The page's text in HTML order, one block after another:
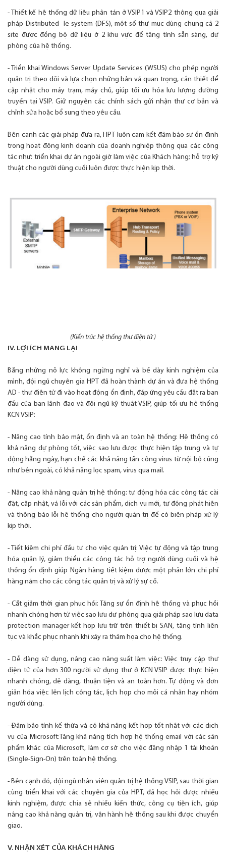
- Thiết kế hệ thống dữ liệu phân tán ở VSIP1 và VSIP2 thông qua giải
pháp Distributed le system (DFS), một số thư mục dùng chung cả 2
site được đồng bộ dữ liệu ở 2 khu vực để tăng tính sẵn sàng, dự
phòng của hệ thống.
- Triển khai Windows Server Update Services (WSUS) cho phép người
quản trị theo dõi và lựa chọn những bản vá quan trọng, cần thiết để
cập nhật cho máy trạm, máy chủ, giúp tối ưu hóa lưu lượng đường
truyền tại VSIP. Giữ nguyên các chính sách gửi nhận thư cơ bản và
chỉnh sửa hoặc bổ sung theo yêu cầu.
Bên cạnh các giải pháp đưa ra, HPT luôn cam kết đảm bảo sự ổn định
trong hoạt động kinh doanh của doanh nghiệp thông qua các công
tác như: triển khai dự án ngoài giờ làm việc của Khách hàng; hỗ trợ kỹ
thuật cho người dùng cuối luôn được thực hiện kịp thời.
(Kiến trúc hệ thống thư điện tử )
IV. LỢI ÍCH MANG LẠI
Bằng những nỗ lực không ngừng nghỉ và bề dày kinh nghiệm của
mình, đội ngũ chuyên gia HPT đã hoàn thành dự án và đưa hệ thống
AD - thư điện tử đi vào hoạt động ổn định, đáp ứng yêu cầu đặt ra ban
đầu của ban lãnh đạo và đội ngũ kỹ thuật VSIP, giúp tối ưu hệ thống
KCN VSIP:
- Nâng cao tính bảo mật, ổn định và an toàn hệ thống: Hệ thống có
khả năng dự phòng tốt, việc sao lưu được thực hiện tập trung và tự
động hằng ngày, hạn chế các khả năng tấn công virus từ nội bộ cũng
như bên ngoài, có khả năng lọc spam, virus qua mail.
- Nâng cao khả năng quản trị hệ thống: tự động hóa các công tác cài
đặt, cập nhật, vá lỗi với các sản phẩm, dịch vụ mới, tự động phát hiện
và thông báo lỗi hệ thống cho người quản trị để có biện pháp xử lý
kịp thời.
- Tiết kiệm chi phí đầu tư cho việc quản trị: Việc tự động và tập trung
hóa quản lý, giảm thiểu các công tác hỗ trợ người dùng cuối và hệ
thống ổn định giúp Ngân hàng tiết kiệm được một phần lớn chi phí
hàng năm cho các công tác quản trị và xử lý sự cố.
- Cắt giảm thời gian phục hồi: Tăng sự ổn định hệ thống và phục hồi
nhanh chóng hơn từ việc sao lưu dự phòng qua giải pháp sao lưu data
protection manager kết hợp lưu trữ trên thiết bị SAN, tăng tính liên
tục và khắc phục nhanh khi xảy ra thảm họa cho hệ thống.
- Dễ dàng sử dụng, nâng cao năng suất làm việc: Việc truy cập thư
điện tử của hơn 300 người sử dụng thư ở KCN VSIP được thực hiện
nhanh chóng, dễ dàng, thuận tiện và an toàn hơn. Tự động và đơn
giản hóa việc lên lịch công tác, lịch họp cho mỗi cá nhân hay nhóm
người dùng.
- Đảm bảo tính kế thừa và có khả năng kết hợp tốt nhât với các dịch
vụ của Microsoft:Tăng khả năng tích hợp hệ thống email với các sản
phẩm khác của Microsoft, làm cơ sở cho việc đăng nhập 1 tài khoản
(Single-Sign-On) trên toàn hệ thống.
- Bên cạnh đó, đội ngũ nhân viên quản trị hệ thống VSIP, sau thời gian
cùng triển khai với các chuyên gia của HPT, đã học hỏi được nhiều
kinh nghiệm, được chia sẻ nhiều kiến thức, công cụ tiện ích, giúp
nâng cao khả năng quản trị, vận hành hệ thống sau khi được chuyển
giao.
V. NHẬN XÉT CỦA KHÁCH HÀNG